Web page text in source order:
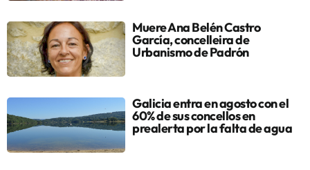
Muere Ana Belén Castro
García, concelleira de
Urbanismo de Padrón
Galicia entra en agosto con el
60% de sus concellos en
prealerta por la falta de agua